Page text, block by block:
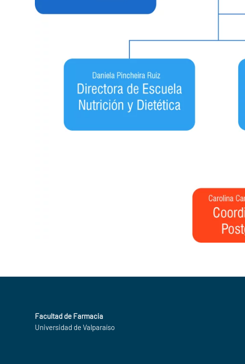
Facultad de Farmacia
Universidad de Valparaíso